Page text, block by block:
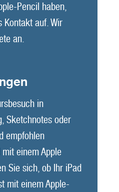
Pencil haben,
Kontakt auf. Wir
an.
in
Sketchnotes oder
empfohlen
mit einem Apple
Sie sich, ob Ihr iPad
mit einem Apple-